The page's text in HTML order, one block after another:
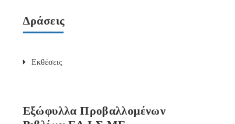
Δράσεις
Εκθέσεις
Εξώφυλλα Προβαλλομένων